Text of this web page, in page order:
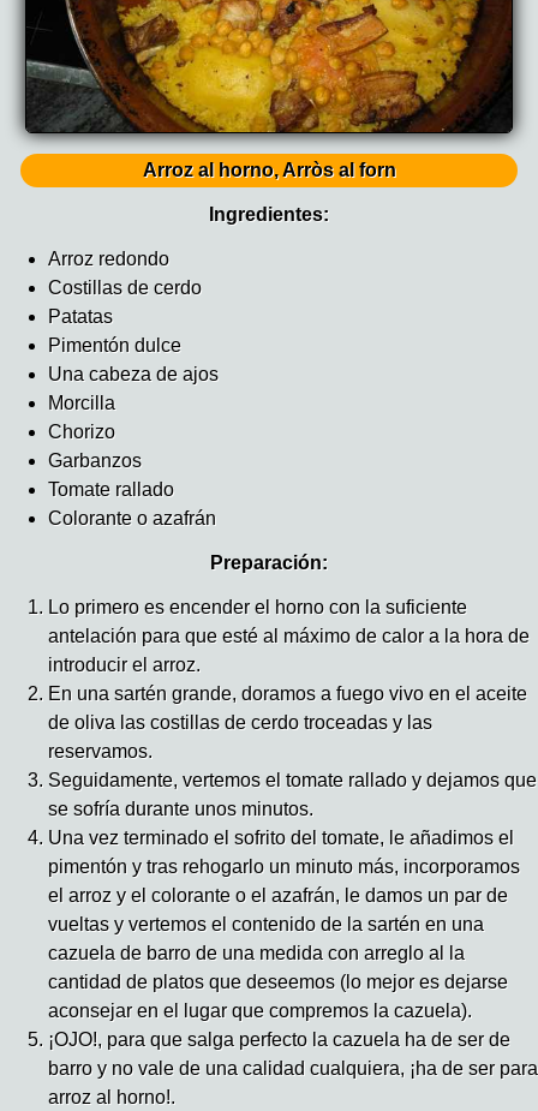
Arroz al horno, Arròs al forn
Ingredientes:
Arroz redondo
Costillas de cerdo
Patatas
Pimentón dulce
Una cabeza de ajos
Morcilla
Chorizo
Garbanzos
Tomate rallado
Colorante o azafrán
Preparación:
Lo primero es encender el horno con la suficiente
antelación para que esté al máximo de calor a la hora de
introducir el arroz.
En una sartén grande, doramos a fuego vivo en el aceite
de oliva las costillas de cerdo troceadas y las
reservamos.
Seguidamente, vertemos el tomate rallado y dejamos que
se sofría durante unos minutos.
Una vez terminado el sofrito del tomate, le añadimos el
pimentón y tras rehogarlo un minuto más, incorporamos
el arroz y el colorante o el azafrán, le damos un par de
vueltas y vertemos el contenido de la sartén en una
cazuela de barro de una medida con arreglo al la
cantidad de platos que deseemos (lo mejor es dejarse
aconsejar en el lugar que compremos la cazuela).
¡OJO!, para que salga perfecto la cazuela ha de ser de
barro y no vale de una calidad cualquiera, ¡ha de ser para
arroz al horno!.